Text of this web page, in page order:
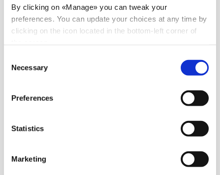
By clicking on «Manage» you can tweak your
preferences. You can update your choices at any time by
clicking on the icon located in the bottom-left corner of
Selection
Necessary
Preferences
Statistics
Marketing
Noticias